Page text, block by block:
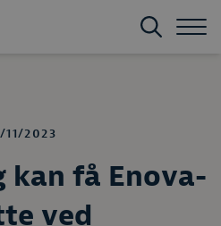
11/2023
kan få Enova-
ved